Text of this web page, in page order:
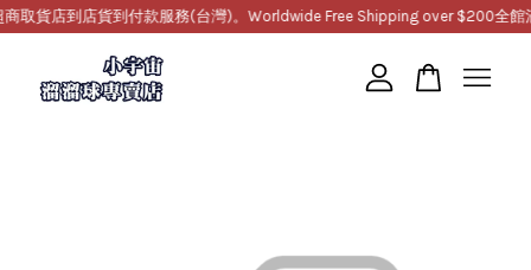
取貨店到店貨到付款服務(台灣)。Worldwide Free Shipping over $200全館